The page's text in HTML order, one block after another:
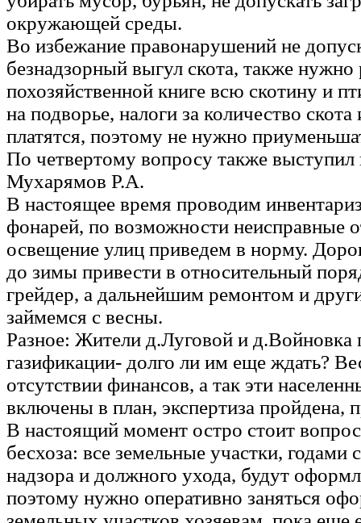
окружающей среды.
Во избежание правонарушений не
безнадзорный выгул скота, также нужно
похозяйственной книге всю скотину и
на подворье, налоги за количество
платятся, поэтому не нужно
По четвертому вопросу также выступил
Мухарямов Р.А.
В настоящее время проводим
фонарей, по возможности неисправные
освещение улиц приведем в норму.
до зимы привести в относительный
грейдер, а дальнейшим ремонтом и
займемся с весны.
Разное: Жители д.Луговой и д.Войновка
газификации- долго ли им еще ждать?
отсутствии финансов, а так эти
включены в план, экспертиза пройдена,
В настоящий момент остро стоит
бесхоза: все земельные участки, годами
надзора и должного ухода, будут
поэтому нужно оперативно заняться